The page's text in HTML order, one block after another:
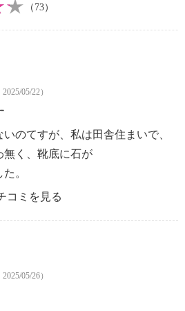
まず
移り注意
（73）
05/22）
のてすが、私は田舎住まいで、
無く、靴底に石が
。
コミを見る
05/26）